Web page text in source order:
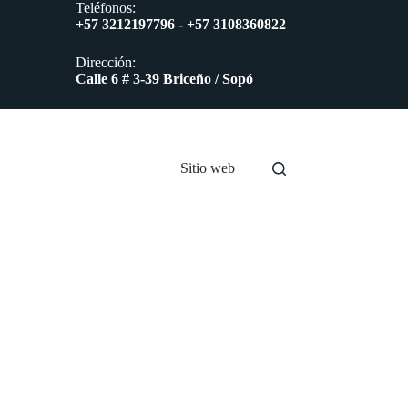
Teléfonos:
+57 3212197796 - +57 3108360822
Dirección:
Calle 6 # 3-39 Briceño / Sopó
Sitio web